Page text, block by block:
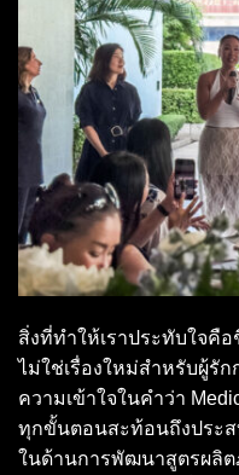
สิ่งที่ทำให้เราประทับใจคื
ไม่ใช่เรื่องใหม่สำหรับผู้รั
ความเข้าใจในคำว่า
ทุกขั้นตอนสะท้อนถึงประ
ในด้านการพัฒนาสูตรผลิ